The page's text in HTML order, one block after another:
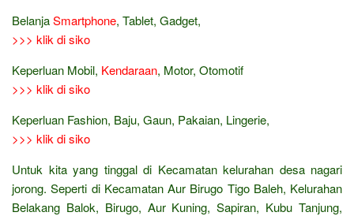
BelanjaSmartphone, Tablet, Gadget,
>>> klik di siko
Keperluan Mobil, Kendaraan, Motor, Otomotif
>>> klik di siko
Keperluan Fashion, Baju, Gaun, Pakaian, Lingerie,
>>> klik di siko
Untuk kita yang tinggal di Kecamatan kelurahan desa nagari
jorong. Seperti di Kecamatan Aur Birugo Tigo Baleh, Kelurahan
Belakang Balok, Birugo, Aur Kuning, Sapiran, Kubu Tanjung,